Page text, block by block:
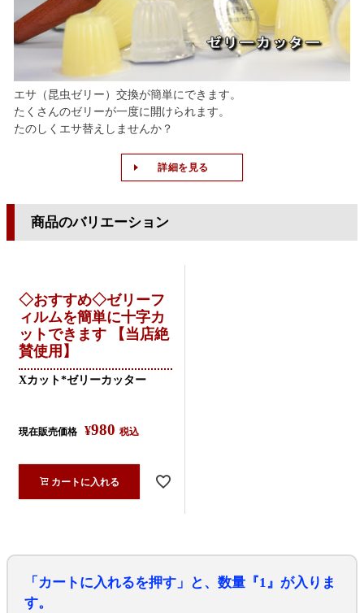
エサ（昆虫ゼリー）交換が簡単にできます。
たくさんのゼリーが一度に開けられます。
たのしくエサ替えしませんか？
詳細を見る
商品のバリエーション
◇おすすめ◇ゼリーフ
ィルムを簡単に十字カ
ットできます 【当店絶
賛使用】
Xカット*ゼリーカッター
現在販売価格 ¥980 税込
カートに入れる
「カートに入れるを押す」と、数量『1』が入りま
す。